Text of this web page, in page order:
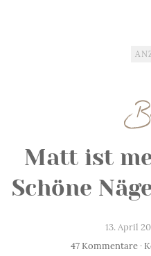
Matt ist
Schöne
13. April
47 Kommentare ·